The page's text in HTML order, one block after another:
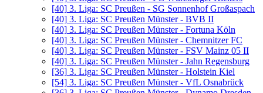
[40] 3. Liga: SC Preußen - SG Sonnenhof Großaspach
[40] 3. Liga: SC Preußen Münster - BVB II
[40] 3. Liga: SC Preußen Münster - Fortuna Köln
[40] 3. Liga: SC Preußen Münster - Chemnitzer FC
[40] 3. Liga: SC Preußen Münster - FSV Mainz 05 II
[40] 3. Liga: SC Preußen Münster - Jahn Regensburg
[36] 3. Liga: SC Preußen Münster - Holstein Kiel
[54] 3. Liga: SC Preußen Münster - VfL Osnabrück